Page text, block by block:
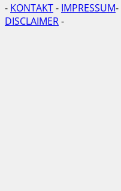
- KONTAKT- IMPRESSUM-
DISCLAIMER-